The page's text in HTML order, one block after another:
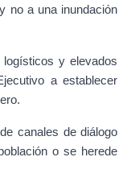
no a una inundación
y elevados
a establecer
canales de diálogo
o se herede